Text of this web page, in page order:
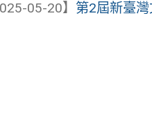
05-20】 第2屆新臺